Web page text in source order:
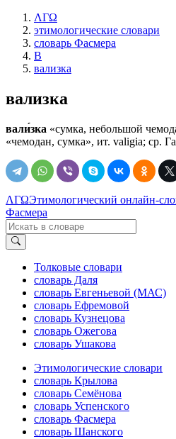
ΛΓΩ
этимологические словари
словарь Фасмера
В
вализка
вализка
вали́зка «сумка, небольшой
«чемодан, сумка», ит. valigia; ср.
ΛΓΩЭтимологический онлайн-
Фасмера
Толковые словари
словарь Даля
словарь Евгеньевой (МАС)
словарь Ефремовой
словарь Кузнецова
словарь Ожегова
словарь Ушакова
Этимологические словари
словарь Крылова
словарь Семёнова
словарь Успенского
словарь Фасмера
словарь Шанского